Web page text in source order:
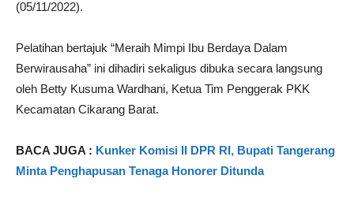
(05/11/2022).
Pelatihan bertajuk “Meraih Mimpi Ibu Berdaya Dalam
Berwirausaha” ini dihadiri sekaligus dibuka secara langsung
oleh Betty Kusuma Wardhani, Ketua Tim Penggerak PKK
Kecamatan Cikarang Barat.
BACA JUGA : Kunker Komisi II DPR RI, Bupati Tangerang
Minta Penghapusan Tenaga Honorer Ditunda